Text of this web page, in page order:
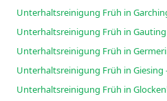
Unterhaltsreinigung Früh in
Unterhaltsreinigung Früh in
Unterhaltsreinigung Früh in
Unterhaltsreinigung Früh in
Unterhaltsreinigung Früh in